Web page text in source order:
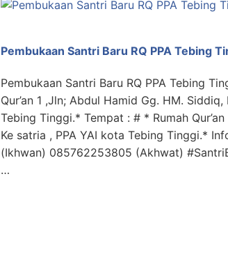
Pembukaan Santri Baru RQ PPA Tebing
Pembukaan Santri Baru RQ PPA Tebing
Qur’an 1 ,Jln; Abdul Hamid Gg. HM.
Tebing Tinggi.* Tempat : # * Rumah
Ke satria , PPA YAI kota Tebing Tinggi.*
(Ikhwan) 085762253805 (Akhwat)
…